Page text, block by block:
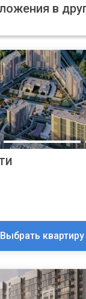
в
Выбрать квартиру